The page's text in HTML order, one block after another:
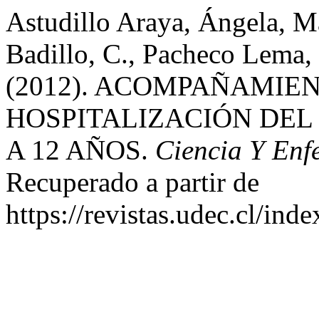
Astudillo Araya, Ángela,
Badillo, C., Pacheco
(2012).
HOSPITALIZACIÓN
A 12 AÑOS. Ciencia Y
Recuperado a partir de
https://revistas.udec.cl/